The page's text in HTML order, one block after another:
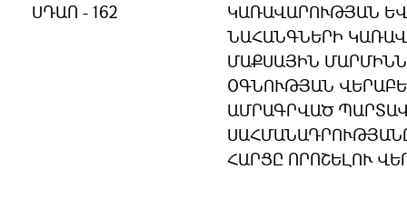
ՍԴԱՈ - 162
ԿԱՌԱՎԱՐՈՒԹՅԱՆ
ՆԱՀԱՆԳՆԵՐԻ
ՄԱՔՍԱՅԻՆ
ՕԳՆՈՒԹՅԱՆ
ԱՄՐԱԳՐՎԱԾ
ՀԱՐՑԸ ՈՐՈՇԵԼՈՒ